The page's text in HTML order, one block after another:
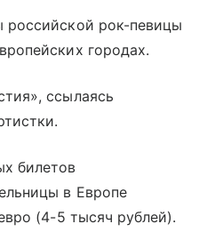
российской рок-певицы
городах.
ссылаясь
билетов
в Европе
(4-5 тысяч рублей).